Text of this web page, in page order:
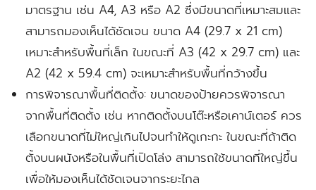
มาตรฐาน เช่น A4, A3 หรือ A2 ซึ่งมีขนาดที่เหมาะสมและ
สามารถมองเห็นได้ชัดเจน ขนาด A4 (29.7 x 21 cm)
เหมาะสำหรับพื้นที่เล็ก ในขณะที่ A3 (42 x 29.7 cm) และ
A2 (42 x 59.4 cm) จะเหมาะสำหรับพื้นที่กว้างขึ้น
การพิจารณาพื้นที่ติดตั้ง: ขนาดของป้ายควรพิจารณา
จากพื้นที่ติดตั้ง เช่น หากติดตั้งบนโต๊ะหรือเคาน์เตอร์ ควร
เลือกขนาดที่ไม่ใหญ่เกินไปจนทำให้ดูเกะกะ ในขณะที่ถ้าติด
ตั้งบนผนังหรือในพื้นที่เปิดโล่ง สามารถใช้ขนาดที่ใหญ่ขึ้น
เพื่อให้มองเห็นได้ชัดเจนจากระยะไกล